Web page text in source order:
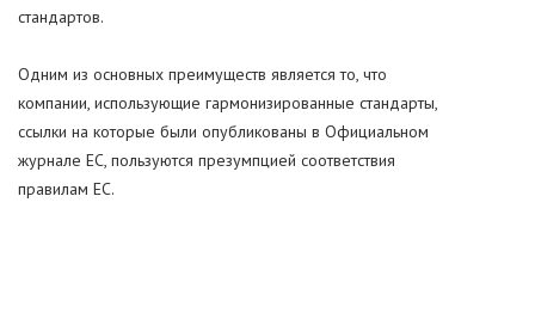
стандартов.
Одним из основных преимуществ является то, что
компании, использующие гармонизированные стандарты,
ссылки на которые были опубликованы в Официальном
журнале ЕС, пользуются презумпцией соответствия
правилам ЕС.